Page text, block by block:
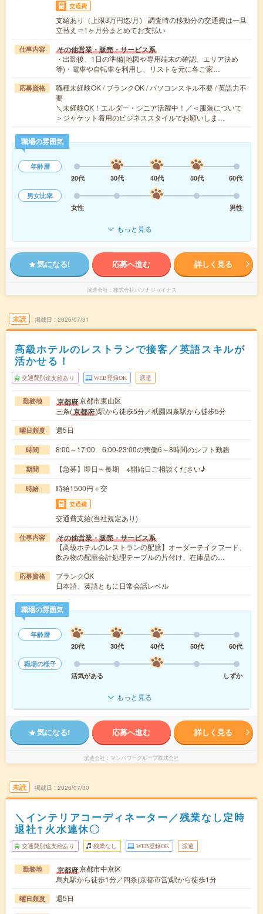
交通費
支給あり（上限3万円迄/月） 調査時の移動分の交通費は一旦
立替え⇒1ヶ月分まとめてお支払い
仕事内容 その他営業・販売・サービス系
・出勤後、1日の準備(地図や専用端末の確認、エリア決め
等)・電車や自転車を利用し、リストを元に各ご家…
応募資格
職種未経験OK / ブランクOK / パソコンスキル不要 / 英語力不
要
＼未経験OK！エルダー・シニア活躍中！／＜服装について
＞ジャケット着用のビジネススタイルでお願いしま…
職場の雰囲気
年齢層
20代
30代 40代 50代
60代
男女比率
女性
男性
もっと見る
気になる! 応募へ進む 詳しく見る
派遣会社 株式会社パソナジョイナス
未読 掲載日 2026/07/31
高級ホテルのレストランで接客／英語スキルが
活かせる！
交通費別途支給あり WEB登録OK 派遣
勤務地 京都府京都市東山区
三条(京都府)駅から徒歩5分／祇園四条駅から徒歩5分
曜日頻度 週5日
時間 8:00～17:00 6:00-23:00の実働6～8時間のシフト勤務
期間 【急募】即日～長期 ※開始日ご相談ください♪
時給 時給1500円＋交
交通費
交通費支給(当社規定あり)
仕事内容 その他営業・販売・サービス系
【高級ホテルのレストランの配膳】オーダーテイクフード、
飲み物の配膳会計処理テーブルの片付け、在庫品の…
応募資格
ブランクOK
日本語、英語ともに日常会話レベル
職場の雰囲気
年齢層
20代
30代 40代 50代
60代
職場の様子
活気がある
しずか
もっと見る
気になる! 応募へ進む 詳しく見る
派遣会社 マンパワーグループ株式会社
未読 掲載日 2026/07/30
＼インテリアコーディネーター／残業なし定時
退社↑火水連休〇
交通費別途支給あり 残業なし WEB登録OK 派遣
勤務地 京都府京都市中京区
烏丸駅から徒歩1分／四条(京都市営)駅から徒歩1分
曜日頻度 週5日